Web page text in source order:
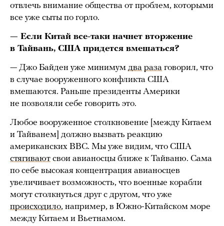
отвлечь внимание общества от проблем, которыми
все уже сыты по горло.
— Если Китай все-таки начнет вторжение
в Тайвань, США придется вмешаться?
— Джо Байден уже минимум два раза говорил, что
в случае вооруженного конфликта США
вмешаются. Раньше президенты Америки
не позволяли себе говорить это.
Любое вооруженное столкновение [между Китаем
и Тайванем] должно вызвать реакцию
американских ВВС. Мы уже видим, что США
стягивают свои авианосцы ближе к Тайваню. Сама
по себе высокая концентрация авианосцев
увеличивает возможность, что военные корабли
могут столкнуться друг с другом, что уже
происходило, например, в Южно-Китайском море
между Китаем и Вьетнамом.